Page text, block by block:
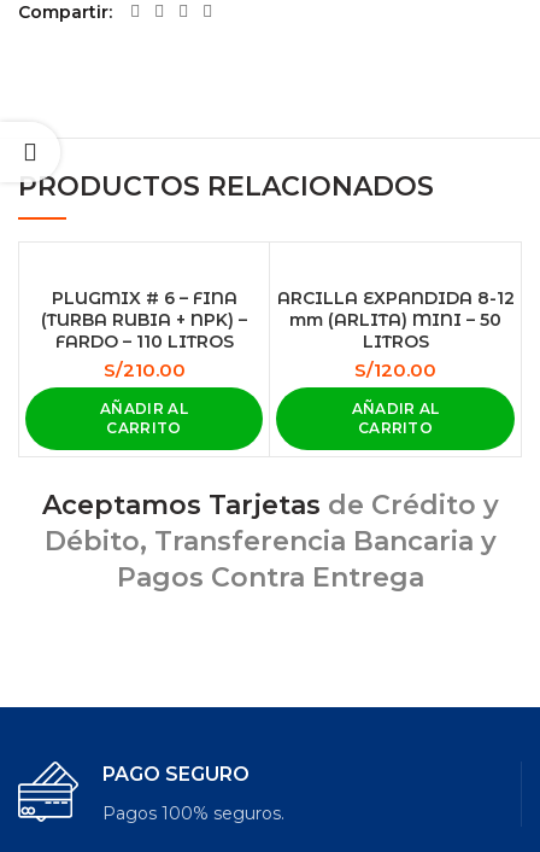
Compartir
PRODUCTOS RELACIONADOS
PLUGMIX # 6 – FINA
(TURBA RUBIA + NPK) –
FARDO – 110 LITROS
S/210.00
AÑADIR AL
CARRITO
ARCILLA EXPANDIDA 8-12
mm (ARLITA) MINI – 50
LITROS
S/120.00
AÑADIR AL
CARRITO
Aceptamos Tarjetas de Crédito y
Débito, Transferencia Bancaria y
Pagos Contra Entrega
PAGO SEGURO
Pagos 100% seguros.